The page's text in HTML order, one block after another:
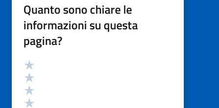
Quanto sono chiare le
informazioni su questa
pagina?
Valutazione